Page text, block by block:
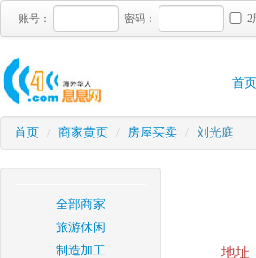
账号： 密码： 2
首页
首页 / 商家黄页 / 房屋买卖 / 刘光庭
全部商家
旅游休闲
制造加工
地址